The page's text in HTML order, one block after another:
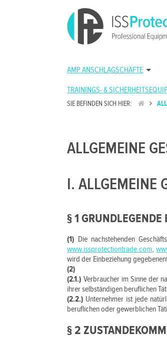
AMP ANSCHLAGSCHÄFTE
TRAININGS- &
SIE BEFINDEN SICH HIER:
ALLGEMEINE
I. ALLGEMEINE
§ 1
(1) Die nachstehenden
www.issprotectiontrade.com,
wird der Einbeziehung
(2)
(2.1.) Verbraucher im Sinne der
ihrer selbständigen beruflichen
(2.2.) Unternehmer ist jede
beruflichen oder gewerblichen
§ 2